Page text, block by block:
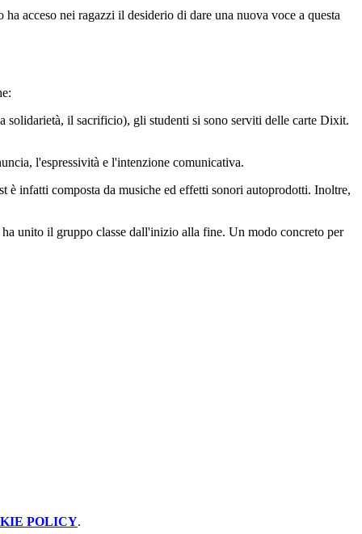
acceso nei ragazzi il desiderio di dare una nuova voce a questa
solidarietà, il sacrificio), gli studenti si sono serviti delle carte Dixit.
l'espressività e l'intenzione comunicativa.
è infatti composta da musiche ed effetti sonori autoprodotti. Inoltre,
unito il gruppo classe dall'inizio alla fine. Un modo concreto per
POLICY.